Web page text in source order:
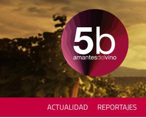
ACTUALIDAD REPORTAJES